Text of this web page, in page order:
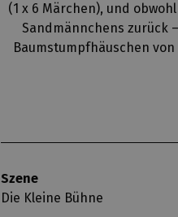
(1 x 6 Märchen), und
Sandmännchens zurück
Baumstumpfhäuschen
Szene
Die Kleine Bühne